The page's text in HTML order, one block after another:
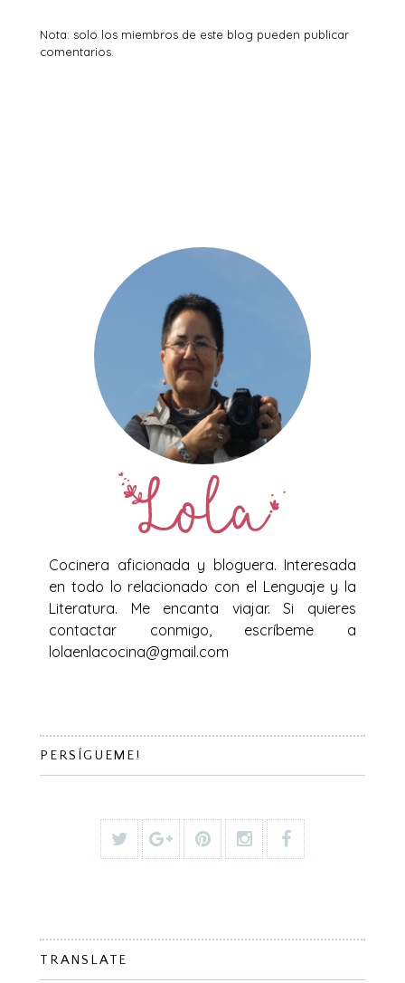
Nota: solo los miembros de este blog pueden publicar
comentarios.
Cocinera aficionada y bloguera. Interesada
en todo lo relacionado con el Lenguaje y la
Literatura. Me encanta viajar. Si quieres
contactar conmigo, escríbeme a
lolaenlacocina@gmail.com
PERSÍGUEME!
TRANSLATE